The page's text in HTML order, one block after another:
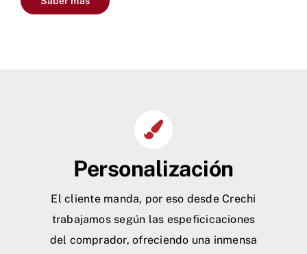
Personalización
El cliente manda, por eso desde Crechi
trabajamos según las espeficicaciones
del comprador, ofreciendo una inmensa